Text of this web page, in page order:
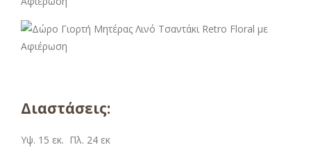
Διαστάσεις:
Υψ. 15 εκ. Πλ. 24 εκ